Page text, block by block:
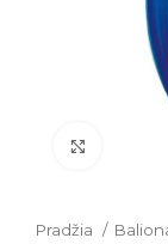
Click to
Pradžia